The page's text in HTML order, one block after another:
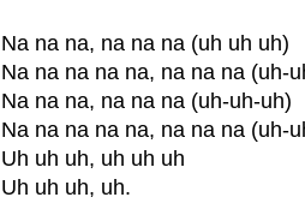
Na na na, na na na (uh uh uh)
Na na na na na, na na na (uh-
Na na na, na na na (uh-uh-uh)
Na na na na na, na na na (uh-
Uh uh uh, uh uh uh
Uh uh uh, uh.